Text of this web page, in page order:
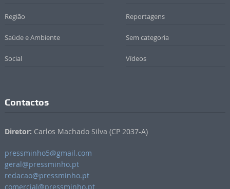
Região Reportagens
Saúde e Ambiente Sem categoria
Social Vídeos
Contactos
Diretor: Carlos Machado Silva (CP 2037-A)
pressminho5@gmail.com
geral@pressminho.pt
redacao@pressminho.pt
comercial@pressminho.pt